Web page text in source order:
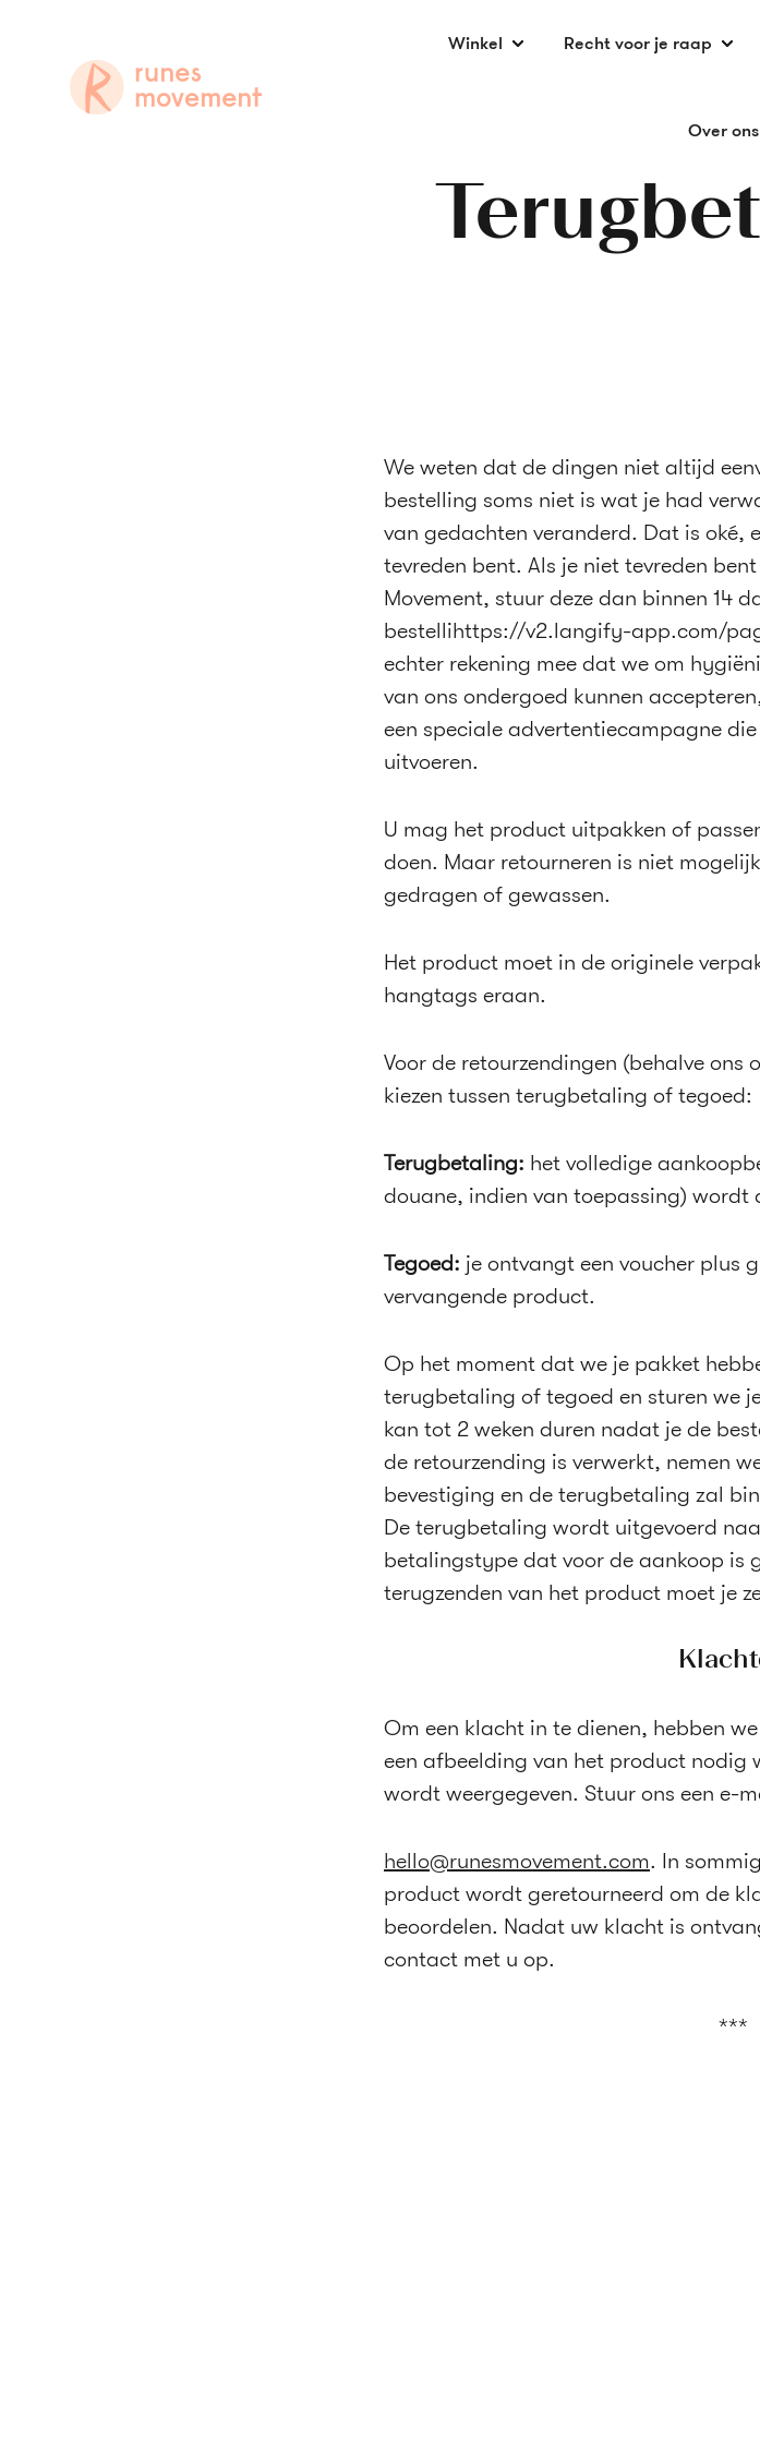
We weten dat de dingen niet altijd
bestelling soms niet is wat je had
van gedachten veranderd. Dat is oké,
tevreden bent. Als je niet tevreden
Movement, stuur deze dan binnen 14
bestellihttps://v2.langify-app.com/
echter rekening mee dat we om
van ons ondergoed kunnen
een speciale advertentiecampagne
uitvoeren.
U mag het product uitpakken of
doen. Maar retourneren is niet
gedragen of gewassen.
Het product moet in de originele
hangtags eraan.
Voor de retourzendingen (behalve ons
kiezen tussen terugbetaling of tegoed:
Terugbetaling: het volledige
douane, indien van toepassing) wordt
Tegoed: je ontvangt een voucher plus
vervangende product.
Op het moment dat we je pakket
terugbetaling of tegoed en sturen we
kan tot 2 weken duren nadat je de
de retourzending is verwerkt, nemen
bevestiging en de terugbetaling zal
De terugbetaling wordt uitgevoerd
betalingstype dat voor de aankoop is
terugzenden van het product moet je
Om een ​​klacht in te dienen, hebben
een afbeelding van het product nodig
wordt weergegeven. Stuur ons een e-
hello@runesmovement.com. In
product wordt geretourneerd om de
beoordelen. Nadat uw klacht is
contact met u op.
***
Winkel Recht voor je raap
Over ons